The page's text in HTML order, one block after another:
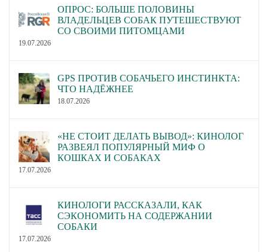
ОПРОС: БОЛЬШЕ ПОЛОВИНЫ
ВЛАДЕЛЬЦЕВ СОБАК ПУТЕШЕСТВУЮТ
СО СВОИМИ ПИТОМЦАМИ
19.07.2026
GPS ПРОТИВ СОБАЧЬЕГО ИНСТИНКТА:
ЧТО НАДЁЖНЕЕ
18.07.2026
«НЕ СТОИТ ДЕЛАТЬ ВЫВОД»: КИНОЛОГ
РАЗВЕЯЛ ПОПУЛЯРНЫЙ МИФ О
КОШКАХ И СОБАКАХ
17.07.2026
КИНОЛОГИ РАССКАЗАЛИ, КАК
СЭКОНОМИТЬ НА СОДЕРЖАНИИ
СОБАКИ
17.07.2026